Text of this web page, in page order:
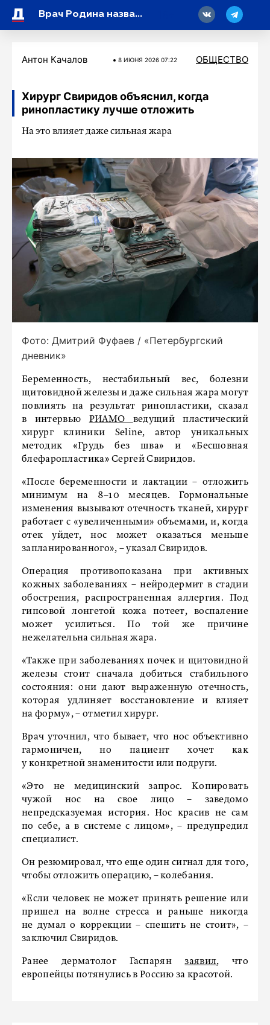
Врач Родина назвала признаки хронической тревоги
Антон Качалов 8 ИЮНЯ 2026 07:22 ОБЩЕСТВО
Хирург Свиридов объяснил, когда
ринопластику лучше отложить
На это влияет даже сильная жара
Фото: Дмитрий Фуфаев / «Петербургский
дневник»
Беременность, нестабильный вес, болезни
щитовидной железы и даже сильная жара могут
повлиять на результат ринопластики, сказал
в интервью РИАМО ведущий пластический
хирург клиники Seline, автор уникальных
методик «Грудь без шва» и «Бесшовная
блефаропластика» Сергей Свиридов.
«После беременности и лактации – отложить
минимум на 8–10 месяцев. Гормональные
изменения вызывают отечность тканей, хирург
работает с «увеличенными» объемами, и, когда
отек уйдет, нос может оказаться меньше
запланированного», – указал Свиридов.
Операция противопоказана при активных
кожных заболеваниях – нейродермит в стадии
обострения, распространенная аллергия. Под
гипсовой лонгетой кожа потеет, воспаление
может усилиться. По той же причине
нежелательна сильная жара.
«Также при заболеваниях почек и щитовидной
железы стоит сначала добиться стабильного
состояния: они дают выраженную отечность,
которая удлиняет восстановление и влияет
на форму», – отметил хирург.
Врач уточнил, что бывает, что нос объективно
гармоничен, но пациент хочет как
у конкретной знаменитости или подруги.
«Это не медицинский запрос. Копировать
чужой нос на свое лицо – заведомо
непредсказуемая история. Нос красив не сам
по себе, а в системе с лицом», – предупредил
специалист.
Он резюмировал, что еще один сигнал для того,
чтобы отложить операцию, – колебания.
«Если человек не может принять решение или
пришел на волне стресса и раньше никогда
не думал о коррекции – спешить не стоит», –
заключил Свиридов.
Ранее дерматолог Гаспарянзаявил, что
европейцы потянулись в Россию за красотой.